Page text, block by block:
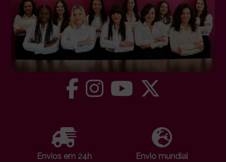
Envios em 24h Envio mundial